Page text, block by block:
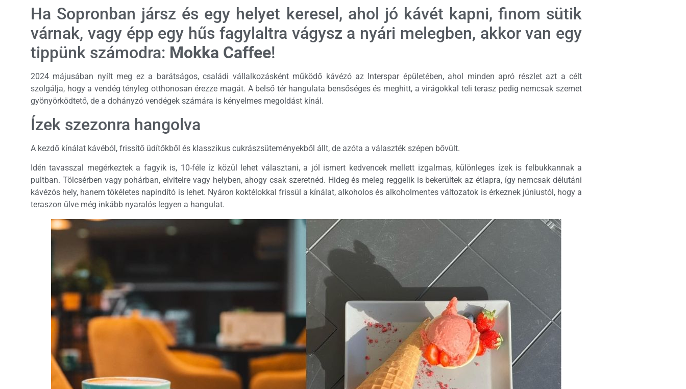
Ha Sopronban jársz és egy helyet keresel, ahol jó kávét kapni, finom sütik
várnak, vagy épp egy hűs fagylaltra vágysz a nyári melegben, akkor van egy
tippünk számodra: Mokka Caffee!
2024 májusában nyílt meg ez a barátságos, családi vállalkozásként működő kávézó az Interspar épületében, ahol minden apró részlet azt a célt
szolgálja, hogy a vendég tényleg otthonosan érezze magát. A belső tér hangulata bensőséges és meghitt, a virágokkal teli terasz pedig nemcsak szemet
gyönyörködtető, de a dohányzó vendégek számára is kényelmes megoldást kínál.
Ízek szezonra hangolva
A kezdő kínálat kávéból, frissítő üdítőkből és klasszikus cukrászsüteményekből állt, de azóta a választék szépen bővült.
Idén tavasszal megérkeztek a fagyik is, 10-féle íz közül lehet választani, a jól ismert kedvencek mellett izgalmas, különleges ízek is felbukkannak a
pultban. Tölcsérben vagy pohárban, elvitelre vagy helyben, ahogy csak szeretnéd. Hideg és meleg reggelik is bekerültek az étlapra, így nemcsak délutáni
kávézós hely, hanem tökéletes napindító is lehet. Nyáron koktélokkal frissül a kínálat, alkoholos és alkoholmentes változatok is érkeznek júniustól, hogy a
teraszon ülve még inkább nyaralós legyen a hangulat.